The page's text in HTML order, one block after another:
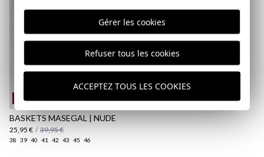
REMATE de REBAJAS
BASKETS MASEGAL | NUDE
25,95 € / 39,95 €
38 39 40 41 42 43 45 46
49,95 € / 64,95 €
M
Gérer les cookies
Refuser tous les cookies
ACCEPTEZ TOUS LES COOKIES